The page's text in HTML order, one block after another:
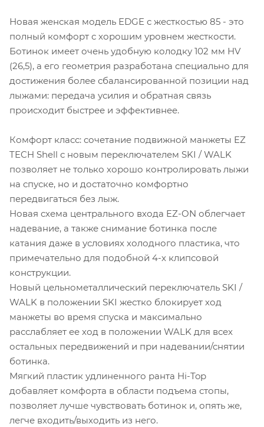
Новая женская модель EDGE с жесткостью 85 - это
полный комфорт с хорошим уровнем жесткости.
Ботинок имеет очень удобную колодку 102 мм HV
(26,5), а его геометрия разработана специально для
достижения более сбалансированной позиции над
лыжами: передача усилия и обратная связь
происходит быстрее и эффективнее.
Комфорт класс: сочетание подвижной манжеты EZ
TECH Shell с новым переключателем SKI / WALK
позволяет не только хорошо контролировать лыжи
на спуске, но и достаточно комфортно
передвигаться без лыж.
Новая схема центрального входа EZ-ON облегчает
надевание, а также снимание ботинка после
катания даже в условиях холодного пластика, что
примечательно для подобной 4-х клипсовой
конструкции.
Новый цельнометаллический переключатель SKI /
WALK в положении SKI жестко блокирует ход
манжеты во время спуска и максимально
расслабляет ее ход в положении WALK для всех
остальных передвижений и при надевании/снятии
ботинка.
Мягкий пластик удлиненного ранта Hi-Top
добавляет комфорта в области подъема стопы,
позволяет лучше чувствовать ботинок и, опять же,
легче входить/выходить из него.